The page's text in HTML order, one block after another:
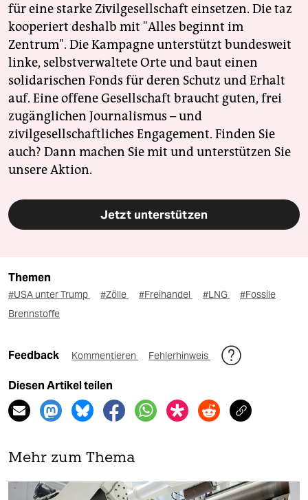
für eine starke Zivilgesellschaft einsetzen. Die taz
kooperiert deshalb mit "Alles beginnt im
Zentrum". Die Kampagne unterstützt bundesweit
linke, selbstverwaltete Orte und baut einen
solidarischen Fonds für deren Schutz und Erhalt
auf. Eine offene Gesellschaft braucht guten, frei
zugänglichen Journalismus – und
zivilgesellschaftliches Engagement. Finden Sie
auch? Dann machen Sie mit und unterstützen Sie
unsere Aktion.
Jetzt unterstützen
Themen
#USA unter Trump #Zölle #Freihandel #LNG
#Fossile
Brennstoffe
Feedback Kommentieren Fehlerhinweis
Diesen Artikel teilen
Mehr zum Thema